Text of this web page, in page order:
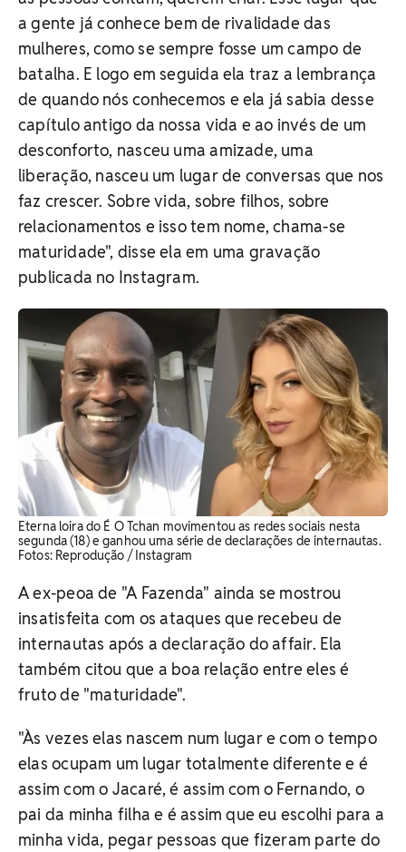
a gente já conhece bem de rivalidade das
mulheres, como se sempre fosse um campo de
batalha. E logo em seguida ela traz a lembrança
de quando nós conhecemos e ela já sabia desse
capítulo antigo da nossa vida e ao invés de um
desconforto, nasceu uma amizade, uma
liberação, nasceu um lugar de conversas que nos
faz crescer. Sobre vida, sobre filhos, sobre
relacionamentos e isso tem nome, chama-se
maturidade", disse ela em uma gravação
publicada no Instagram.
Eterna loira do É O Tchan movimentou as redes sociais nesta
segunda (18) e ganhou uma série de declarações de internautas. ​
Fotos: Reprodução / Instagram
A ex-peoa de "A Fazenda" ainda se mostrou
insatisfeita com os ataques que recebeu de
internautas após a declaração do affair. Ela
também citou que a boa relação entre eles é
fruto de "maturidade".
"Às vezes elas nascem num lugar e com o tempo
elas ocupam um lugar totalmente diferente e é
assim com o Jacaré, é assim com o Fernando, o
pai da minha filha e é assim que eu escolhi para a
minha vida, pegar pessoas que fizeram parte do